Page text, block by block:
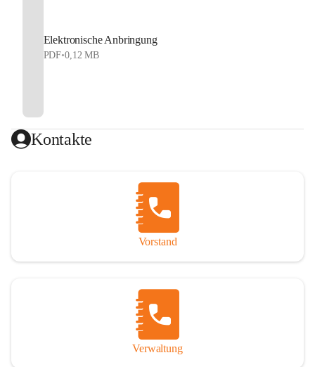
Elektronische Anbringung
PDF•0,12 MB
Kontakte
Vorstand
Verwaltung